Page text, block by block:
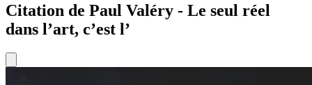
Citation de Paul Valéry - Le seul réel
dans l’art, c’est l’